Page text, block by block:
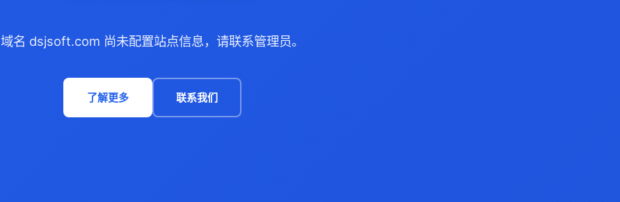
域名 dsjsoft.com 尚未配置站点信息，请联系管理员。
了解更多 联系我们